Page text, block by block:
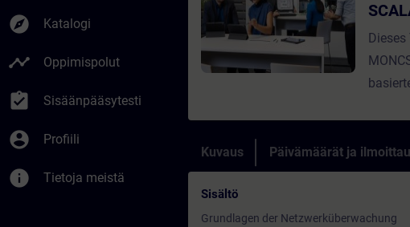
explore Katalogi
timeline Oppimispolut
assignment_turned_in Sisäänpääsytesti
account_circle Profiili
info Tietoja meistä
Kuvaus Päivämäärät ja
Sisältö
Grundlagen der Netzwerküberwachung